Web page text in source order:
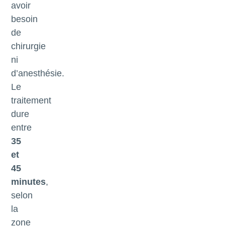
avoir
besoin
de
chirurgie
ni
d’anesthésie.
Le
traitement
dure
entre
35
et
45
minutes,
selon
la
zone